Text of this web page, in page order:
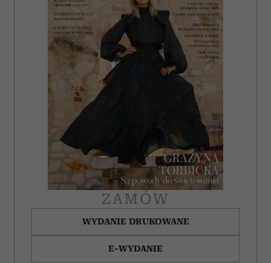
ZAMÓW
WYDANIE DRUKOWANE
E-WYDANIE